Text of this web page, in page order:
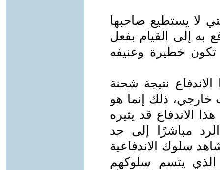
لا يستطيع صاحبها
به إلى القيام بفعل
تكون خطيرة وعنيفه
نتيجة شحنة
ذلك إنما هو
الاندفاع قد يثيره
مباشرًا إلى حد
سلوك الاندفاعية
يتسم سلوكهم